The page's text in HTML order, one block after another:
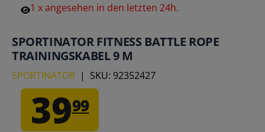
1 xangesehen in den letzten 24h.
SPORTINATOR FITNESS BATTLE ROPE
TRAININGSKABEL 9 M
SPORTINATOR | SKU: 92352427
3999